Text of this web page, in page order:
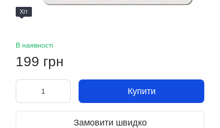
Хіт
В наявності
199 грн
Купити
Замовити швидко